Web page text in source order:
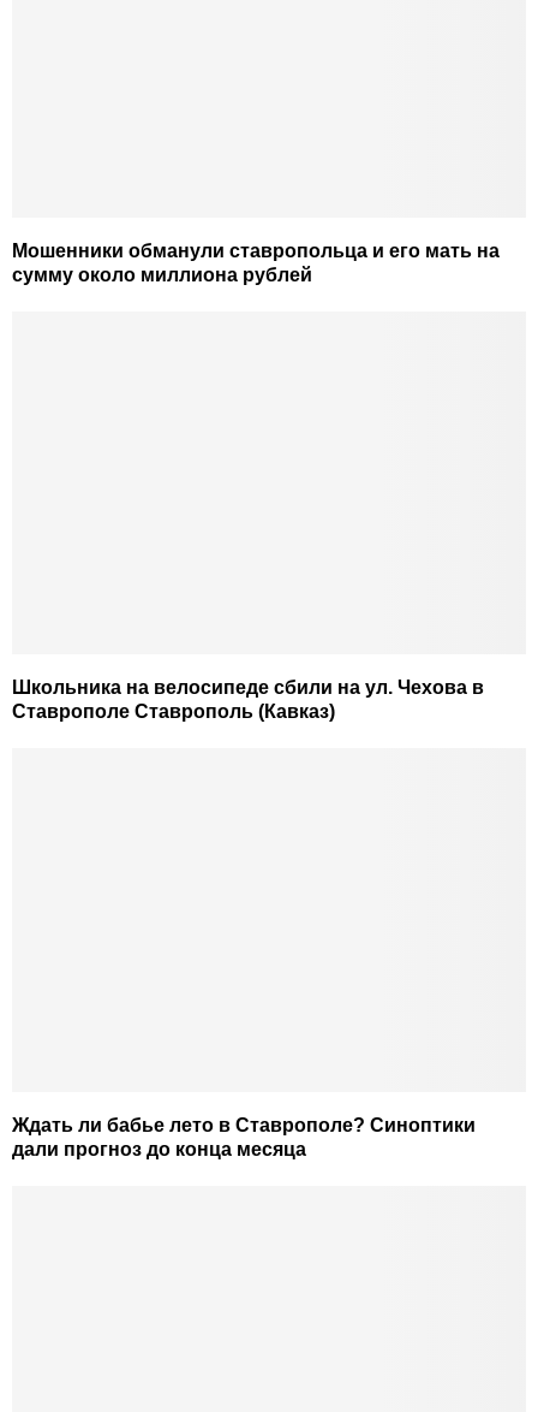
Мошенники обманули ставропольца и его мать на
сумму около миллиона рублей
Школьника на велосипеде сбили на ул. Чехова в
Ставрополе Ставрополь (Кавказ)
Ждать ли бабье лето в Ставрополе? Синоптики
дали прогноз до конца месяца